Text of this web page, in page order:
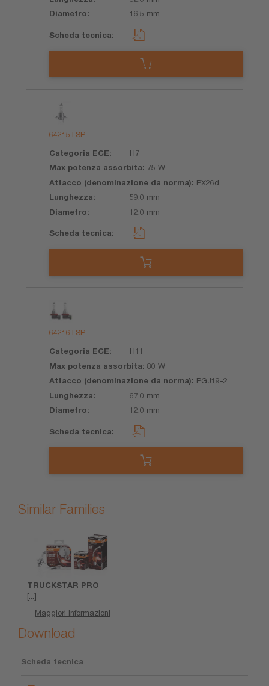
16.5 mm
64215TSP
H7
75 W
PX26d
59.0 mm
12.0 mm
64216TSP
H11
80 W
PGJ19-2
67.0 mm
12.0 mm
Similar Families
TRUCKSTAR PRO
[...]
Maggiori informazioni
Download
Scheda tecnica